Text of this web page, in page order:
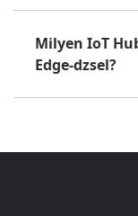
Milyen IoT
Edge-dzsel?